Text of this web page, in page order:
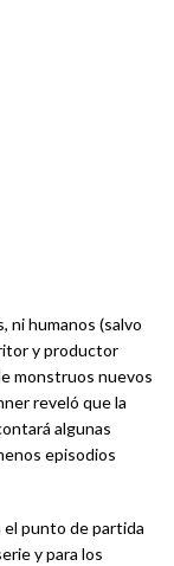
humanos (salvo
y productor
monstruos nuevos
reveló que la
algunas
episodios
el punto de partida
y para los